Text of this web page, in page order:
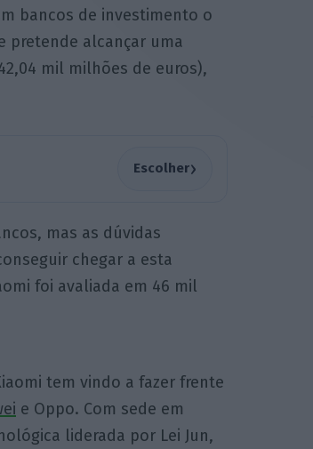
bancos de investimento o
pretende alcançar uma
mil milhões de euros),
Escolher›
mas as dúvidas
chegar a esta
foi avaliada em 46 mil
tem vindo a fazer frente
e Oppo. Com sede em
liderada por Lei Jun,